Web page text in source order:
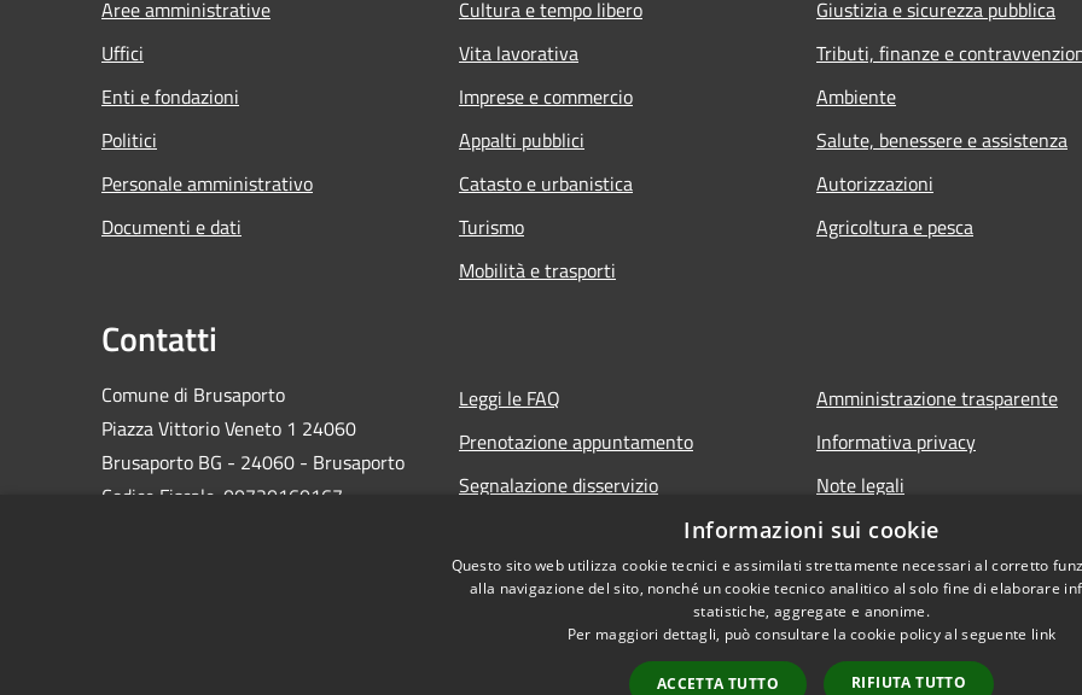
Aree amministrative
Uffici
Enti e fondazioni
Politici
Personale amministrativo
Documenti e dati
Cultura e tempo libero
Vita lavorativa
Imprese e commercio
Appalti pubblici
Catasto e urbanistica
Turismo
Mobilità e trasporti
Giustizia e sicurezza pubblica
Tributi, finanze e
Ambiente
Salute, benessere e assistenza
Autorizzazioni
Agricoltura e pesca
Contatti
Comune di Brusaporto
Piazza Vittorio Veneto 1 24060
Brusaporto BG - 24060 - Brusaporto
Codice Fiscale: 00720160167
Leggi le FAQ
Prenotazione appuntamento
Segnalazione disservizio
Amministrazione trasparente
Informativa privacy
Note legali
Cookies
Dichiarazione di accessibilità
Piano di miglioramento del sito
Informazioni sui cookie
Questo sito web utilizza cookie tecnici e assimilati strettamente necessari al corretto
alla navigazione del sito, nonché un cookie tecnico analitico al solo fine di elaborare
statistiche, aggregate e anonime.
Per maggiori dettagli, può consultare la cookie policy al seguente link
ACCETTA TUTTO RIFIUTA TUTTO